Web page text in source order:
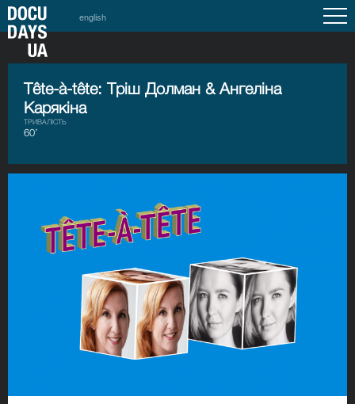
english
Tête-à-têtе: Тріш Долман & Ангеліна
Карякіна
ТРИВАЛІСТЬ
60’